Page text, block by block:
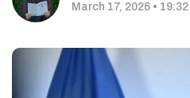
March 17, 2026 • 19:32